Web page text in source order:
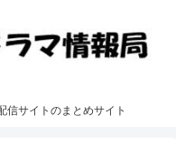
信サイトのまとめサイト